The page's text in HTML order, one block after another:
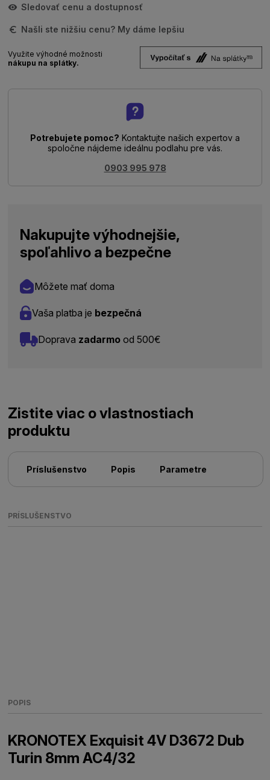
Sledovať cenu a dostupnosť
Našli ste nižšiu cenu? My dáme lepšiu
Využite výhodné možnosti
nákupu na splátky.
Potrebujete pomoc? Kontaktujte našich expertov a
spoločne nájdeme ideálnu podlahu pre vás.
0903 995 978
Nakupujte výhodnejšie,
spoľahlivo a bezpečne
Môžete mať doma
Vaša platba je bezpečná
Doprava zadarmo od 500€
Zistite viac o vlastnostiach
produktu
Príslušenstvo Popis Parametre
PRÍSLUŠENSTVO
POPIS
KRONOTEX Exquisit 4V D3672 Dub
Turin 8mm AC4/32